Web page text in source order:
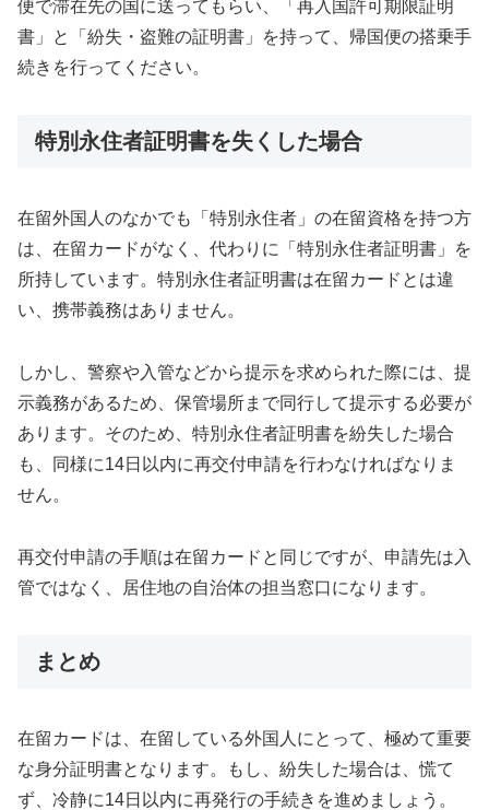
便で滞在先の国に送ってもらい、「再入国許可期限証明
書」と「紛失・盗難の証明書」を持って、帰国便の搭乗手
続きを行ってください。
特別永住者証明書を失くした場合
在留外国人のなかでも「特別永住者」の在留資格を持つ方
は、在留カードがなく、代わりに「特別永住者証明書」を
所持しています。特別永住者証明書は在留カードとは違
い、携帯義務はありません。
しかし、警察や入管などから提示を求められた際には、提
示義務があるため、保管場所まで同行して提示する必要が
あります。そのため、特別永住者証明書を紛失した場合
も、同様に14日以内に再交付申請を行わなければなりま
せん。
再交付申請の手順は在留カードと同じですが、申請先は入
管ではなく、居住地の自治体の担当窓口になります。
まとめ
在留カードは、在留している外国人にとって、極めて重要
な身分証明書となります。もし、紛失した場合は、慌て
ず、冷静に14日以内に再発行の手続きを進めましょう。